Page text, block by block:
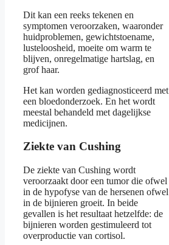
Dit kan een reeks tekenen en
symptomen veroorzaken, waaronder
huidproblemen, gewichtstoename,
lusteloosheid, moeite om warm te
blijven, onregelmatige hartslag, en
grof haar.
Het kan worden gediagnosticeerd met
een bloedonderzoek. En het wordt
meestal behandeld met dagelijkse
medicijnen.
Ziekte van Cushing
De ziekte van Cushing wordt
veroorzaakt door een tumor die ofwel
in de hypofyse van de hersenen ofwel
in de bijnieren groeit. In beide
gevallen is het resultaat hetzelfde: de
bijnieren worden gestimuleerd tot
overproductie van cortisol.